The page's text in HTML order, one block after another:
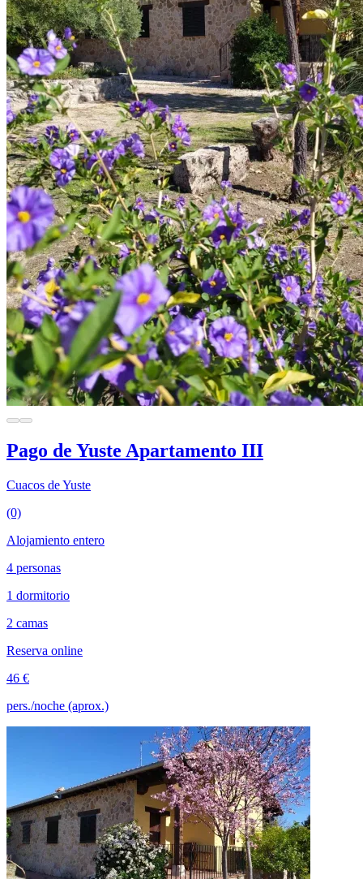
Pago de Yuste Apartamento III
Cuacos de Yuste
(0)
Alojamiento entero
4 personas
1 dormitorio
2 camas
Reserva online
46 €
pers./noche (aprox.)